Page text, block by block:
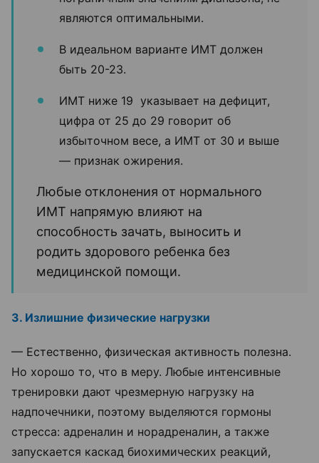
являются оптимальными.
В идеальном варианте ИМТ должен
быть 20-23.
ИМТ ниже 19 указывает на дефицит,
цифра от 25 до 29 говорит об
избыточном весе, а ИМТ от 30 и выше
— признак ожирения.
Любые отклонения от нормального
ИМТ напрямую влияют на
способность зачать, выносить и
родить здорового ребенка без
медицинской помощи.
3. Излишние физические нагрузки
— Естественно, физическая активность полезна.
Но хорошо то, что в меру. Любые интенсивные
тренировки дают чрезмерную нагрузку на
надпочечники, поэтому выделяются гормоны
стресса: адреналин и норадреналин, а также
запускается каскад биохимических реакций,